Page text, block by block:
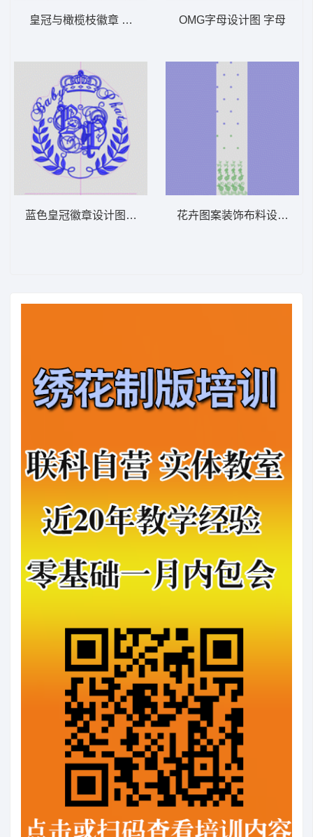
皇冠与橄榄枝徽章 王冠
蓝色皇冠徽章设计图 字母章仔王冠
OMG字母设计图 字母
花卉图案装饰布料设计 窗帘